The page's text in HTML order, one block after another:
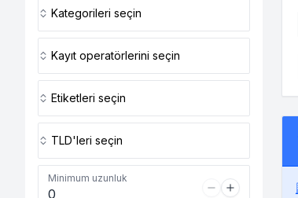
Kategorileri seçin
Kayıt operatörlerini seçin
Etiketleri seçin
TLD'leri seçin
Minimum uzunluk